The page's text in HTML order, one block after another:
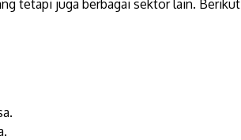
tetapi juga berbagai sektor lain. Berikut